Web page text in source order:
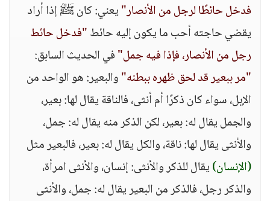
فدخل حائطًا لرجل من الأنصار"يعني: كان ﷺ إذا أراد
يقضي حاجته أحب ما يكون إليه حائط"فدخل حائط
رجل من الأنصار، فإذا فيه جمل"في الحديث السابق:
"مر ببعير قد لحق ظهره ببطنه"والبعير: هو الواحد من
الإبل، سواء كان ذكرًا أم أنثى، فالناقة يقال لها: بعير،
والجمل يقال له: بعير، لكن الذكر منه يقال له: جمل،
والأنثى يقال لها: ناقة، والكل يقال له: بعير، فالبعير مثل
(الإنسان)يقال للذكر والأنثى: إنسان، والأنثى امرأة،
والذكر رجل، فالذكر من البعير يقال له: جمل، والأنثى